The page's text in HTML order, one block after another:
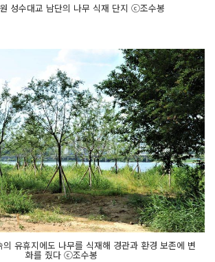
성수대교 남단의 나무 식재 단지 ⓒ조수봉
유휴지에도 나무를 식재해 경관과 환경 보존에 변
화를 줬다 ⓒ조수봉